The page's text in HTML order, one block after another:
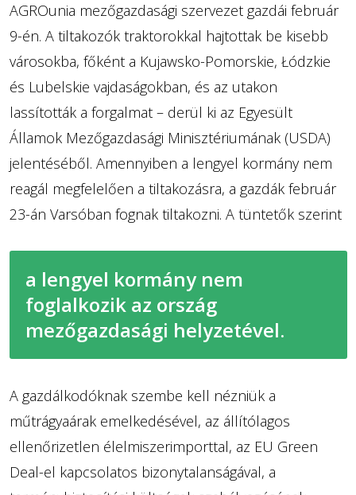
AGROunia mezőgazdasági szervezet gazdái február
9-én. A tiltakozók traktorokkal hajtottak be kisebb
városokba, főként a Kujawsko-Pomorskie, Łódzkie
és Lubelskie vajdaságokban, és az utakon
lassították a forgalmat – derül ki az Egyesült
Államok Mezőgazdasági Minisztériumának (USDA)
jelentéséből. Amennyiben a lengyel kormány nem
reagál megfelelően a tiltakozásra, a gazdák február
23-án Varsóban fognak tiltakozni. A tüntetők szerint
a lengyel kormány nem
foglalkozik az ország
mezőgazdasági helyzetével.
A gazdálkodóknak szembe kell nézniük a
műtrágyaárak emelkedésével, az állítólagos
ellenőrizetlen élelmiszerimporttal, az EU Green
Deal-el kapcsolatos bizonytalanságával, a